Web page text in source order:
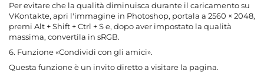
Per evitare che la qualità diminuisca durante il caricamento su
VKontakte, apri l'immagine in Photoshop, portala a 2560 × 2048,
premi Alt + Shift + Ctrl + S e, dopo aver impostato la qualità
massima, convertila in sRGB.
6. Funzione «Condividi con gli amici».
Questa funzione è un invito diretto a visitare la pagina.